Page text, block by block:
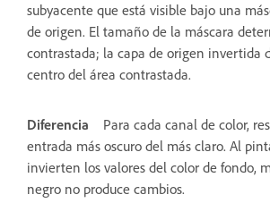
subyacente que está visible bajo una
de origen. El tamaño de la máscara
contrastada; la capa de origen invertida
centro del área contrastada.
Diferencia
Para cada canal de color,
entrada más oscuro del más claro. Al
invierten los valores del color de fondo,
negro no produce cambios.